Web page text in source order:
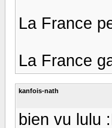
La France
La France
kanfois-nath
bien vu lulu